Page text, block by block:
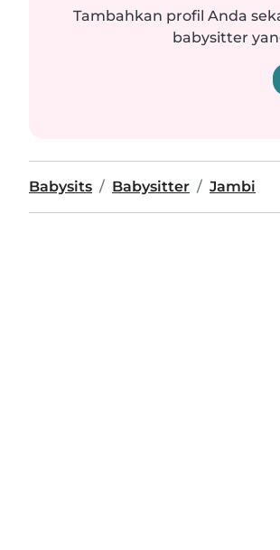
Tambahkan profil Anda
babysitter
Babysits Babysitter Jambi